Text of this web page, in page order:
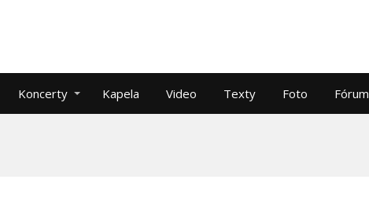
Koncerty Kapela Video Texty Foto Fórum